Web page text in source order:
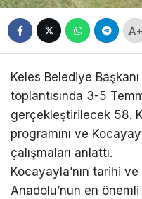
+
Keles Belediye
toplantısında 3-5
gerçekleştirilecek 58.
programını ve
çalışmaları anlattı.
Kocayayla’nın tarihi
Anadolu’nun en